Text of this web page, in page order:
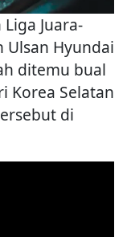
Juara-
Ulsan Hyundai
ditemu bual
Korea Selatan
di